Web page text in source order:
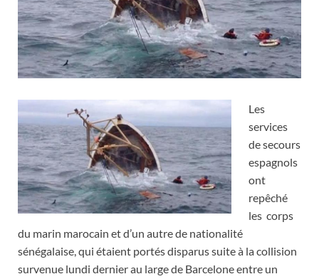
Les
services
de secours
espagnols
ont
repêché
les corps
du marin marocain et d’un autre de nationalité
sénégalaise, qui étaient portés disparus suite à la collision
survenue lundi dernier au large de Barcelone entre un